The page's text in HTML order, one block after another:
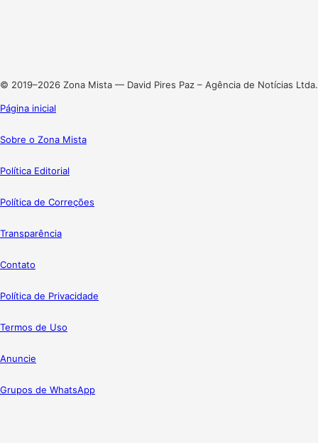
© 2019–2026 Zona Mista — David Pires Paz – Agência de Notícias Ltda.
Página inicial
Sobre o Zona Mista
Política Editorial
Política de Correções
Transparência
Contato
Política de Privacidade
Termos de Uso
Anuncie
Grupos de WhatsApp